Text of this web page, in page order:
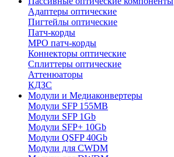
Адаптеры оптические
Пигтейлы оптические
Патч-корды
MPO патч-корды
Коннекторы оптические
Сплиттеры оптические
Аттенюаторы
КДЗС
Модули и Медиаконвертеры
Модули SFP 155MB
Модули SFP 1Gb
Модули SFP+ 10Gb
Модули QSFP 40Gb
Модули для CWDM